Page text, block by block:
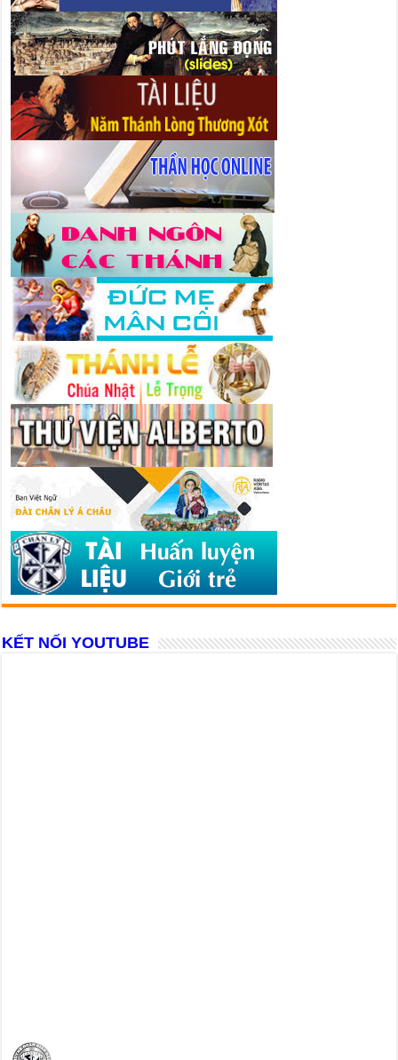
KẾT NỐI YOUTUBE